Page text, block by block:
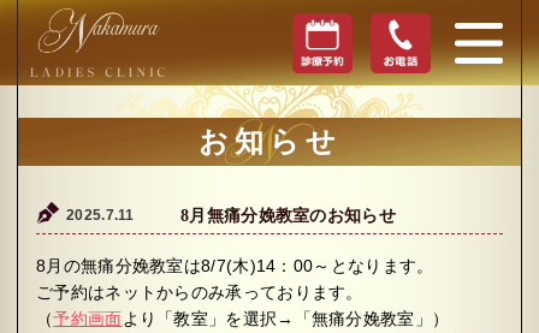
お知らせ
2025.7.11 8月無痛分娩教室のお知らせ
8月の無痛分娩教室は8/7(木)14：00～となります。
ご予約はネットからのみ承っております。
（予約画面より「教室」を選択→「無痛分娩教室」）